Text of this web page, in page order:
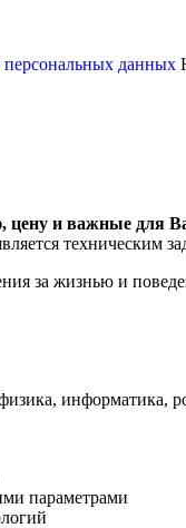
персональных данных
и важные для
техническим
за жизнью и
информатика,
параметрами